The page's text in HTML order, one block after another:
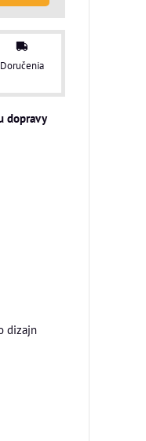
Doručenia
dopravy
dizajn